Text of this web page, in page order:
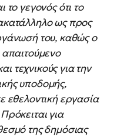
το γεγονός ότι το
ως προς
του, καθώς ο
απαιτούμενο
τεχνικούς για την
υποδομής,
εθελοντική εργασία
για
της δημόσιας